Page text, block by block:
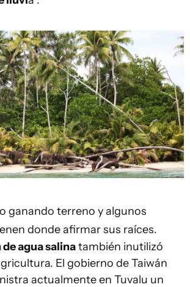
ganando terreno y algunos
donde afirmar sus raíces.
agua salinatambién inutilizó
El gobierno de Taiwán
actualmente en Tuvalu un